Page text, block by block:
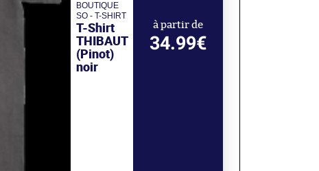
BOUTIQUE
SO - T-SHIRT
T-Shirt
THIBAUT
(Pinot)
noir
à partir de
34.99€